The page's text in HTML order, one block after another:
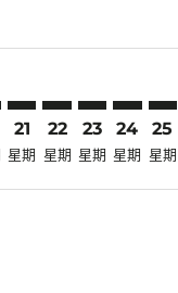
21
星期
22
星期
23
星期
24
星期
25
星期